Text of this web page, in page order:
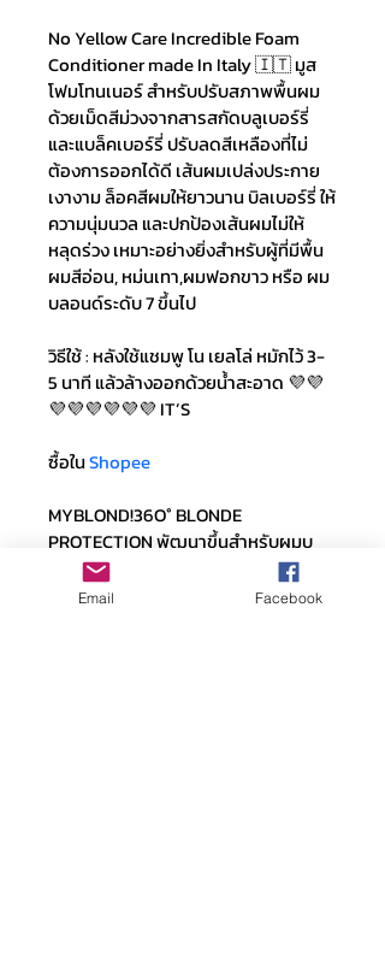
No Yellow Care Incredible Foam
Conditioner made In Italy 🇮🇹 มูส
โฟมโทนเนอร์ สําหรับปรับสภาพพื้นผม
ด้วยเม็ดสีม่วงจากสารสกัดบลูเบอร์รี่
และแบล็คเบอร์รี่ ปรับลดสีเหลืองที่ไม่
ต้องการออกได้ดี เส้นผมเปล่งประกาย
เงางาม ล็อคสีผมให้ยาวนาน บิลเบอร์รี่ ให้
ความนุ่มนวล และปกป้องเส้นผมไม่ให้
หลุดร่วง เหมาะอย่างยิ่งสําหรับผู้ที่มีพื้น
ผมสีอ่อน, หม่นเทา,ผมฟอกขาว หรือ ผม
บลอนด์ระดับ 7 ขึ้นไป
วิธีใช้ : หลังใช้แชมพู โน เยลโล่ หมักไว้ 3-
5 นาที แล้วล้างออกด้วยนํ้าสะอาด 💜💜
💜💜💜💜💜💜 IT’S
ซื้อใน Shopee
MYBLOND!36O° BLONDE
PROTECTION พัฒนาขึ้นสําหรับผมบ
ลอนด์, ผมฟอก เพื่อให้ได้โทนสีบลอนด์ที่
บริสุทธิ์สมบูรณ์แบบ ปกป้องเส้นผมสีบ
Email Facebook